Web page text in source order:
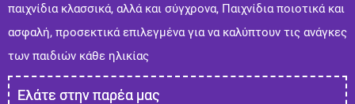
παιχνίδια κλασσικά, αλλά και σύγχρονα, Παιχνίδια ποιοτικά και
ασφαλή, προσεκτικά επιλεγμένα για να καλύπτουν τις ανάγκες
των παιδιών κάθε ηλικίας
Ελάτε στην παρέα μας